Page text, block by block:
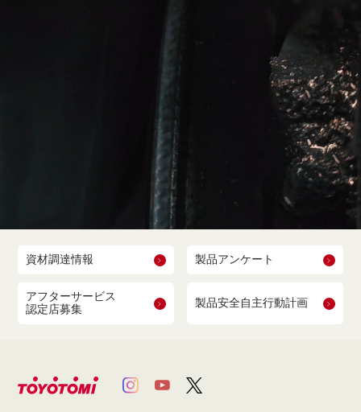
資材調達情報 製品アンケート
アフターサービス
認定店募集
製品安全自主行動計画